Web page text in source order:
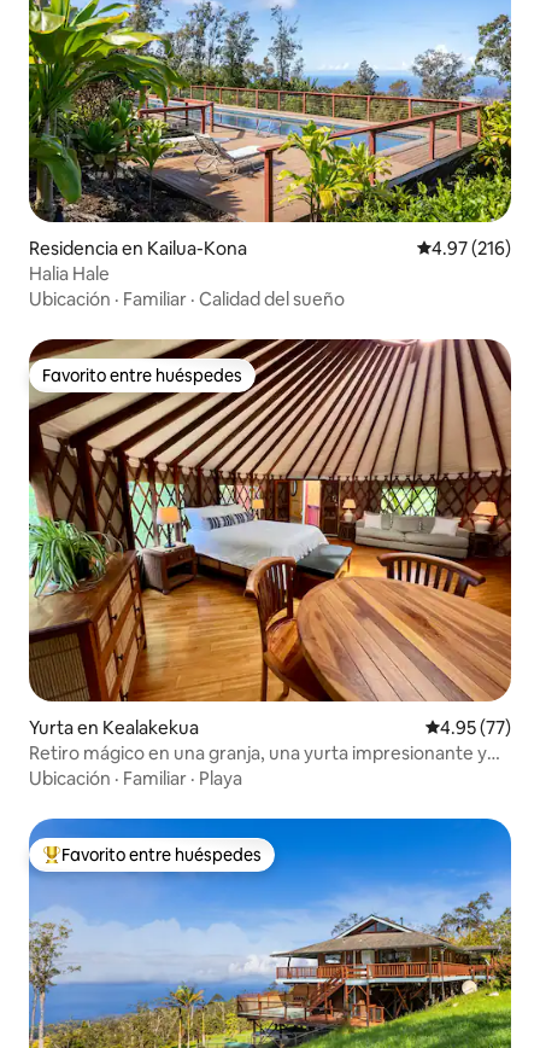
Residencia en Kailua-Kona Calificación
4.97 (216)
Halia Hale
Ubicación · Familiar · Calidad del sueño
Favorito entre huéspedes
Favorito entre huéspedes
Yurta en Kealakekua Calificación
4.95 (77)
Retiro mágico en una granja, una yurta impresionante y
un baño de spa
Ubicación · Familiar · Playa
De los mejores en Favorito entre huéspedes
Favorito entre huéspedes